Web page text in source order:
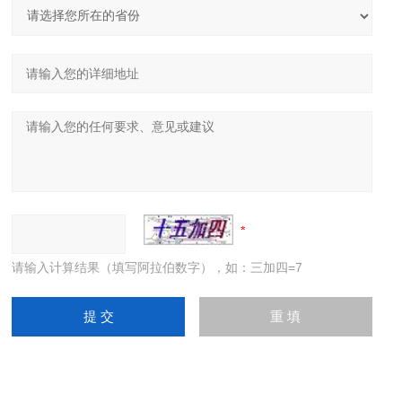
请输入计算结果（填写阿拉伯数字），如：三加四=7